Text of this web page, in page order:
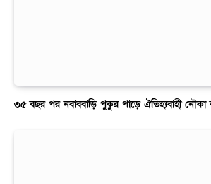
৩৫ বছর পর নবাববাড়ি পুকুর পাড়ে ঐতিহ্যবাহী নৌকা